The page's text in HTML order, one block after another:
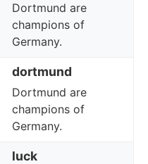
Dortmund are
champions of
Germany.
dortmund
Dortmund are
champions of
Germany.
luck